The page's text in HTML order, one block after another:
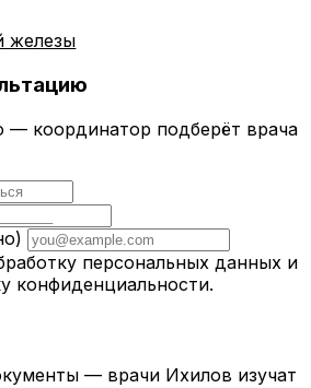
железы
координатор подберёт врача
персональных данных и
конфиденциальности.
— врачи Ихилов изучат